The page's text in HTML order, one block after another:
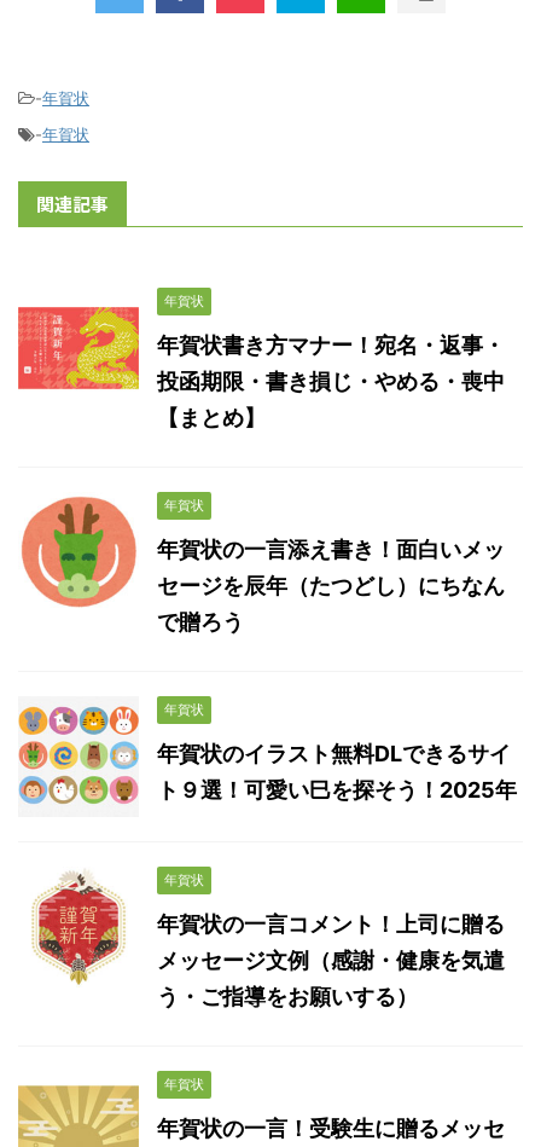
-年賀状
-年賀状
関連記事
年賀状
年賀状書き方マナー！宛名・返事・
投函期限・書き損じ・やめる・喪中
【まとめ】
年賀状
年賀状の一言添え書き！面白いメッ
セージを辰年（たつどし）にちなん
で贈ろう
年賀状
年賀状のイラスト無料DLできるサイ
ト９選！可愛い巳を探そう！2025年
年賀状
年賀状の一言コメント！上司に贈る
メッセージ文例（感謝・健康を気遣
う・ご指導をお願いする）
年賀状
年賀状の一言！受験生に贈るメッセ